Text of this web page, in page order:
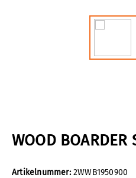
WOOD BOARDER
Artikelnummer:2WWB1950900